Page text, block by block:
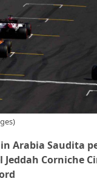
Arabia Saudita
Jeddah Corniche